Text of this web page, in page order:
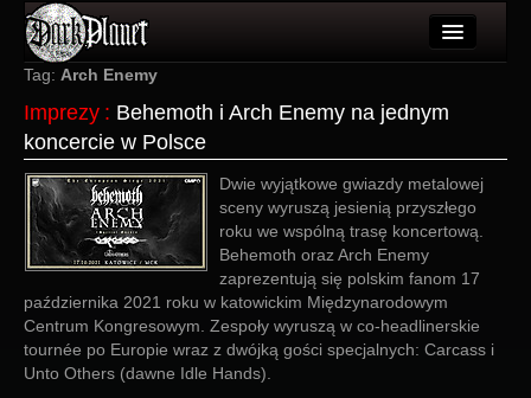
Artykuły
Użytkownicy
Wydarzenia
Galeria
Forum
Więcej
Login
Tag: Arch Enemy
Imprezy : Behemoth i Arch Enemy na jednym
koncercie w Polsce
Dwie wyjątkowe gwiazdy metalowej
sceny wyruszą jesienią przyszłego
roku we wspólną trasę koncertową.
Behemoth oraz Arch Enemy
zaprezentują się polskim fanom 17
października 2021 roku w katowickim Międzynarodowym
Centrum Kongresowym. Zespoły wyruszą w co-headlinerskie
tournée po Europie wraz z dwójką gości specjalnych: Carcass i
Unto Others (dawne Idle Hands).